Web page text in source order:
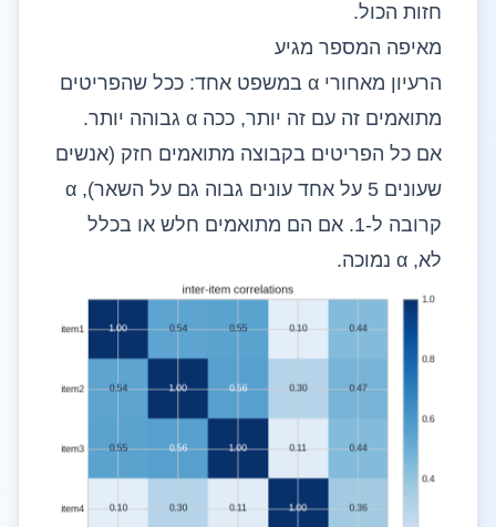
חזות הכול.
מאיפה המספר מגיע
הרעיון מאחורי α במשפט אחד: ככל שהפריטים
מתואמים זה עם זה יותר, ככה α גבוהה יותר.
אם כל הפריטים בקבוצה מתואמים חזק (אנשים
שעונים 5 על אחד עונים גבוה גם על השאר), α
קרובה ל-1. אם הם מתואמים חלש או בכלל
לא, α נמוכה.